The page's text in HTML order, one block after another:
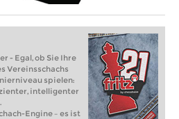
- Egal, ob Sie Ihre
Vereinsschachs
spielen:
intelligenter
Engine – es ist